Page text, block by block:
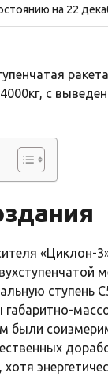
на 22
с
«Циклон-
были
хотя